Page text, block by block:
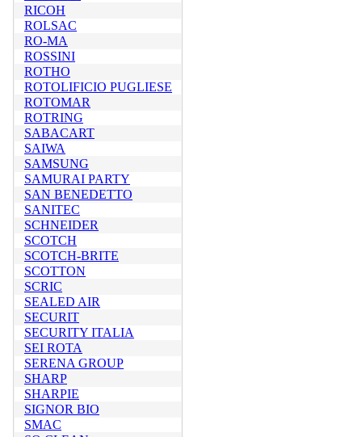
RICOH
ROLSAC
RO-MA
ROSSINI
ROTHO
ROTOLIFICIO PUGLIESE
ROTOMAR
ROTRING
SABACART
SAIWA
SAMSUNG
SAMURAI PARTY
SAN BENEDETTO
SANITEC
SCHNEIDER
SCOTCH
SCOTCH-BRITE
SCOTTON
SCRIC
SEALED AIR
SECURIT
SECURITY ITALIA
SEI ROTA
SERENA GROUP
SHARP
SHARPIE
SIGNOR BIO
SMAC